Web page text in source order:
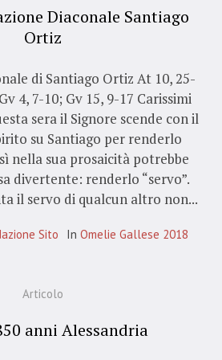
Diaconale Santiago
Ortiz
di Santiago Ortiz At 10, 25-
4, 7-10; Gv 15, 9-17 Carissimi
sera il Signore scende con il
su Santiago per renderlo
nella sua prosaicità potrebbe
divertente: renderlo “servo”.
il servo di qualcun altro non...
Sito In Omelie Gallese 2018
Articolo
anni Alessandria